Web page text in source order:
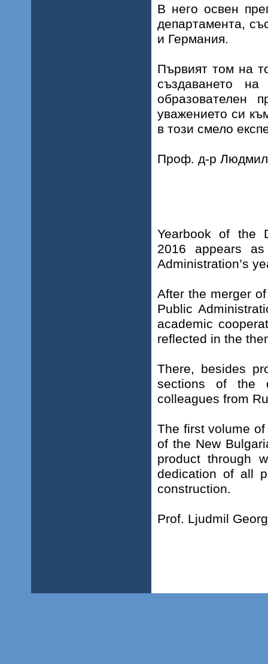
В него освен
департамента,
и Германия.
Първият том на
създаването
образователен
уважението си
в този смело
Проф. д-р Людмил
Yearbook of the
2016 appears
Administration’s
After the merger
Public
academic
reflected in the
There, besides
sections of the
colleagues from
The first volume
of the New
product through
dedication of all
construction.
Prof. Ljudmil